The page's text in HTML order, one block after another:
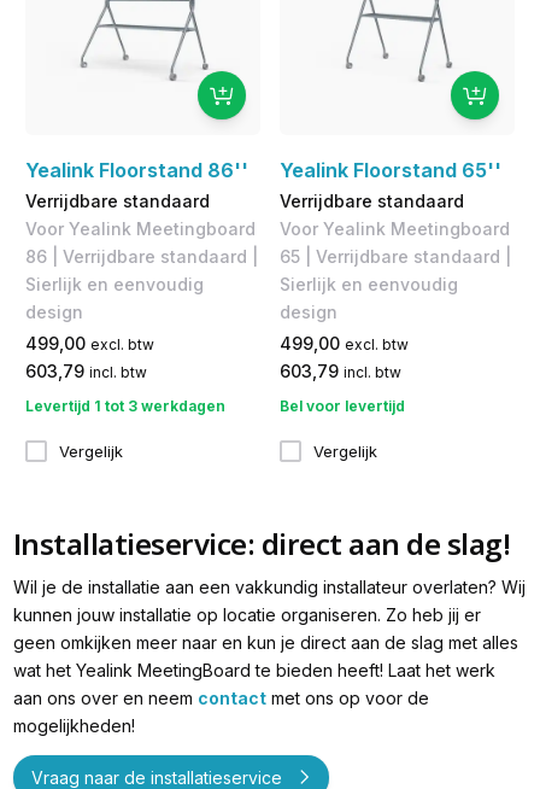
Yealink Floorstand 86''
Verrijdbare standaard
Voor Yealink Meetingboard
86 | Verrijdbare standaard |
Sierlijk en eenvoudig
design
499,00 excl. btw
603,79 incl. btw
Levertijd 1 tot 3 werkdagen
Vergelijk
Yealink Floorstand 65''
Verrijdbare standaard
Voor Yealink Meetingboard
65 | Verrijdbare standaard |
Sierlijk en eenvoudig
design
499,00 excl. btw
603,79 incl. btw
Bel voor levertijd
Vergelijk
Installatieservice: direct aan de slag!
Wil je de installatie aan een vakkundig installateur overlaten? Wij
kunnen jouw installatie op locatie organiseren. Zo heb jij er
geen omkijken meer naar en kun je direct aan de slag met alles
wat het Yealink MeetingBoard te bieden heeft! Laat het werk
aan ons over en neem contactmet ons op voor de
mogelijkheden!
Vraag naar de installatieservice